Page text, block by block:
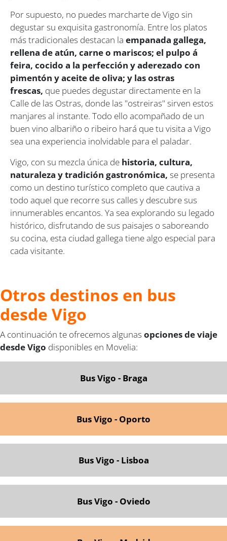
Por supuesto, no puedes marcharte de Vigo sin
degustar su exquisita gastronomía. Entre los platos
más tradicionales destacan la empanada gallega,
rellena de atún, carne o mariscos; el pulpo á
feira, cocido a la perfección y aderezado con
pimentón y aceite de oliva; y las ostras
frescas, que puedes degustar directamente en la
Calle de las Ostras, donde las "ostreiras" sirven estos
manjares al instante. Todo ello acompañado de un
buen vino albariño o ribeiro hará que tu visita a Vigo
sea una experiencia inolvidable para el paladar.
Vigo, con su mezcla única de historia, cultura,
naturaleza ytradición gastronómica, se presenta
como un destino turístico completo que cautiva a
todo aquel que recorre sus calles y descubre sus
innumerables encantos. Ya sea explorando su legado
histórico, disfrutando de sus paisajes o saboreando
su cocina, esta ciudad gallega tiene algo especial para
cada visitante.
Otros destinos en bus
desde Vigo
A continuación te ofrecemos algunas opciones de viaje
desde Vigo disponibles en Movelia:
Bus Vigo - Braga
Bus Vigo - Oporto
Bus Vigo - Lisboa
Bus Vigo - Oviedo